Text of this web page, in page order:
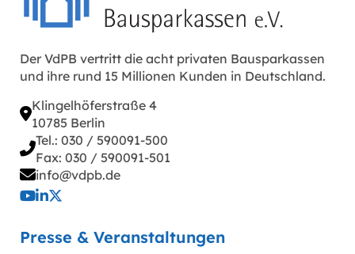
Der VdPB vertritt die acht privaten Bausparkassen
und ihre rund 15 Millionen Kunden in Deutschland.
Klingelhöferstraße 4
10785 Berlin
Tel.: 030 / 590091-500
Fax: 030 / 590091-501
info@vdpb.de
Presse & Veranstaltungen